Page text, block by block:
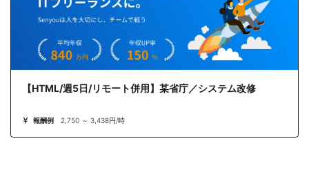
【HTML/週5日/リモート併用】某省庁／システム改修
報酬例 2,750 ～ 3,438円/時